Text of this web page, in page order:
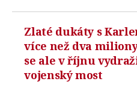
Zlaté dukáty s
více než dva
se ale v říjnu
vojenský most